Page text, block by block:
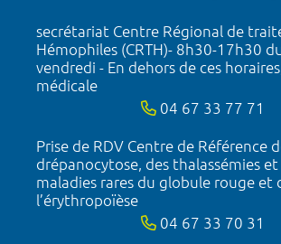
secrétariat Centre Régional de
Hémophiles (CRTH)- 8h30-17h30
vendredi - En dehors de ces
médicale
04 67 33 77 71
Prise de RDV Centre de Référence
drépanocytose, des thalassémies
maladies rares du globule rouge et
l’érythropoïèse
04 67 33 70 31